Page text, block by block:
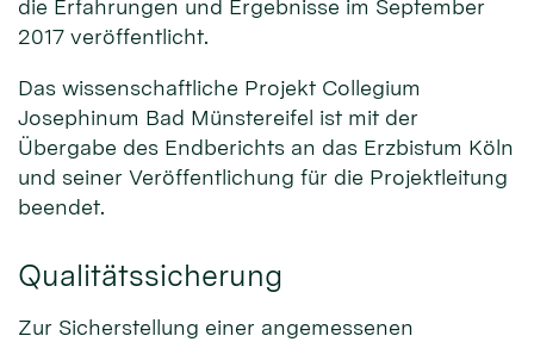
die Erfahrungen und Ergebnisse im September
2017 veröffentlicht.
Das wissenschaftliche Projekt Collegium
Josephinum Bad Münstereifel ist mit der
Übergabe des Endberichts an das Erzbistum Köln
und seiner Veröffentlichung für die Projektleitung
beendet.
Qualitätssicherung
Zur Sicherstellung einer angemessenen